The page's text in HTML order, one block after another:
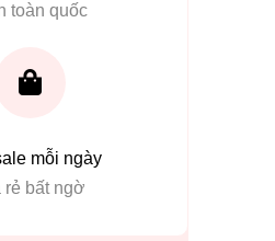
toàn quốc
mỗi ngày
rẻ bất ngờ